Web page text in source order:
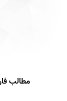
مطالب